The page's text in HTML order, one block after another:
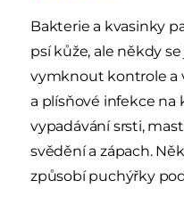
Bakterie a kvasinky
psí kůže, ale někdy
vymknout kontrole a
a plísňové infekce
vypadávání srsti,
svědění a zápach.
způsobí puchýřky